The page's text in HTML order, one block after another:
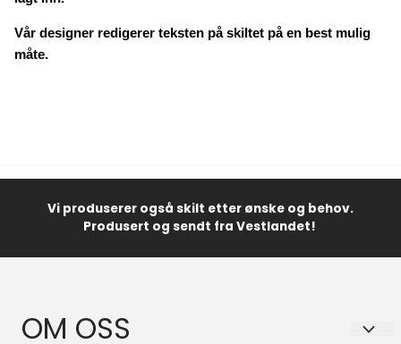
Vår designer redigerer teksten på skiltet på en best mulig
måte.
Vi produserer også skilt etter ønske og behov.
Produsert og sendt fra Vestlandet!
OM OSS